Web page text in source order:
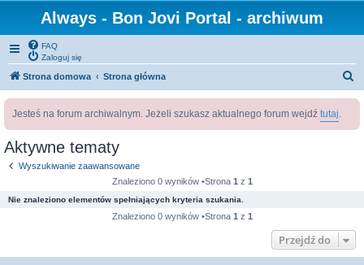
Always - Bon Jovi Portal - archiwum
FAQ
Zaloguj się
Strona domowa Strona główna
Jesteś na forum archiwalnym. Jeżeli szukasz aktualnego forum wejdź tutaj.
Aktywne tematy
Wyszukiwanie zaawansowane
Znaleziono 0 wyników •Strona 1 z 1
Nie znaleziono elementów spełniających kryteria szukania.
Znaleziono 0 wyników •Strona 1 z 1
Przejdź do